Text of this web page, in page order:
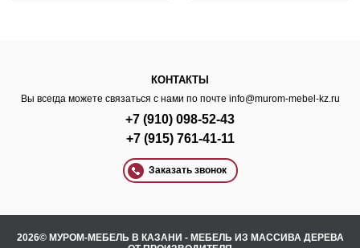
КОНТАКТЫ
Вы всегда можете связаться с нами по почте info@murom-mebel-kz.ru
+7 (910) 098-52-43
+7 (915) 761-41-11
Заказать звонок
2026© МУРОМ-МЕБЕЛЬ В КАЗАНИ - МЕБЕЛЬ ИЗ МАССИВА ДЕРЕВА